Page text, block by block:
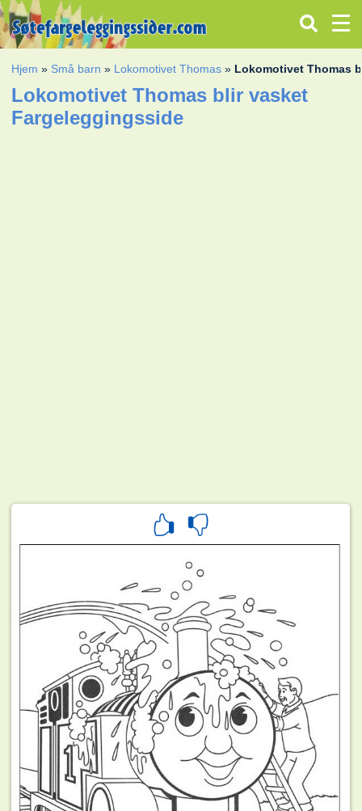
Hjem » Små barn » Lokomotivet Thomas » Lokomotivet Thomas
Lokomotivet Thomas blir vasket
Fargeleggingsside